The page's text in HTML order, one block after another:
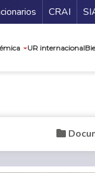
CRAI
UR internacional